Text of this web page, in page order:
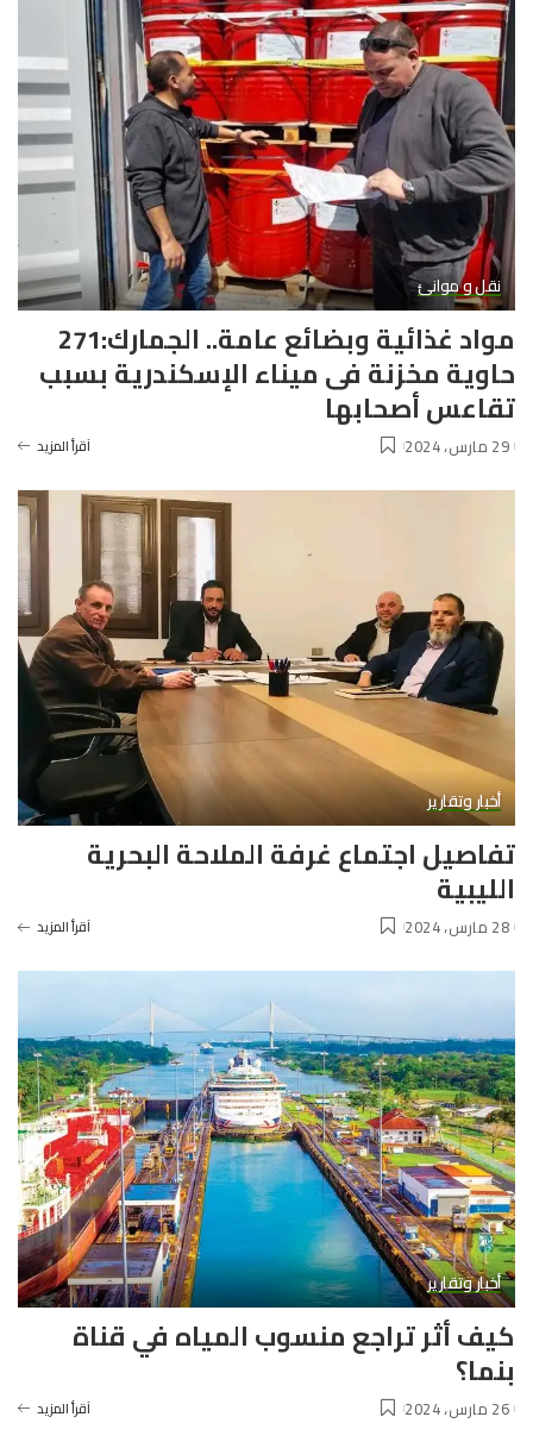
نقل و موانئ
مواد غذائية وبضائع عامة.. الجمارك:271
حاوية مخزنة فى ميناء الإسكندرية بسبب
تقاعس أصحابها
29 مارس، 2024 آقرأ المزيد
أخبار وتقارير
تفاصيل اجتماع غرفة الملاحة البحرية
الليبية
28 مارس، 2024 آقرأ المزيد
أخبار وتقارير
كيف أثر تراجع منسوب المياه في قناة
بنما؟
26 مارس، 2024 آقرأ المزيد